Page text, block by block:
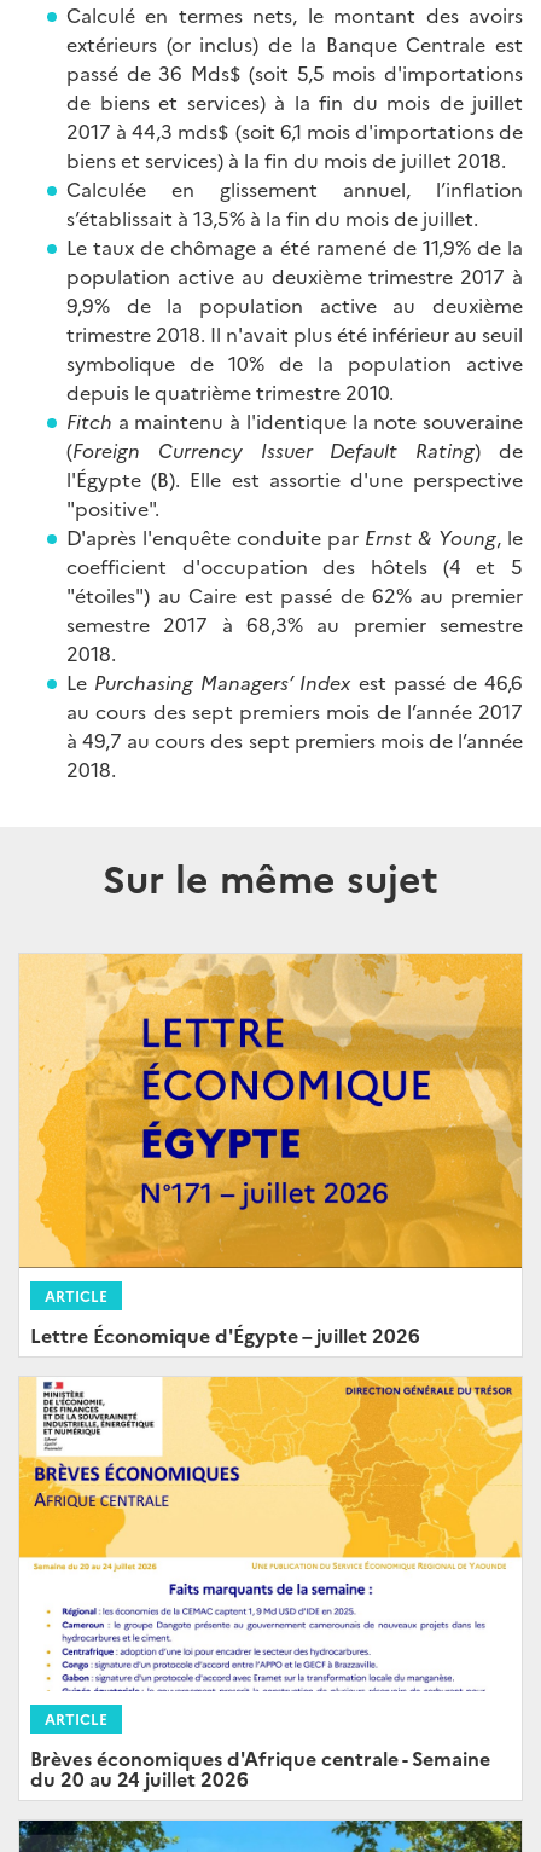
Calculé en termes nets, le montant des avoirs
extérieurs (or inclus) de la Banque Centrale est
passé de 36 Mds$ (soit 5,5 mois d'importations
de biens et services) à la fin du mois de juillet
2017 à 44,3 mds$ (soit 6,1 mois d'importations de
biens et services) à la fin du mois de juillet 2018.
Calculée en glissement annuel, l’inflation
s’établissait à 13,5% à la fin du mois de juillet.
Le taux de chômage a été ramené de 11,9% de la
population active au deuxième trimestre 2017 à
9,9% de la population active au deuxième
trimestre 2018. Il n'avait plus été inférieur au seuil
symbolique de 10% de la population active
depuis le quatrième trimestre 2010.
Fitch a maintenu à l'identique la note souveraine
(Foreign Currency Issuer Default Rating) de
l'Égypte (B). Elle est assortie d'une perspective
"positive".
D'après l'enquête conduite par Ernst & Young, le
coefficient d'occupation des hôtels (4 et 5
"étoiles") au Caire est passé de 62% au premier
semestre 2017 à 68,3% au premier semestre
2018.
Le Purchasing Managers’ Index est passé de 46,6
au cours des sept premiers mois de l’année 2017
à 49,7 au cours des sept premiers mois de l’année
2018.
Sur le même sujet
ARTICLE
Lettre Économique d'Égypte – juillet 2026
ARTICLE
Brèves économiques d'Afrique centrale - Semaine
du 20 au 24 juillet 2026